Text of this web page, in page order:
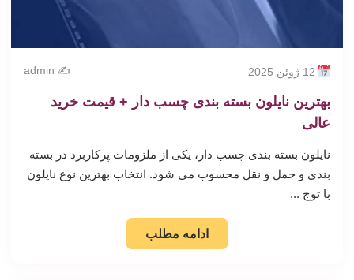
✍️ admin
بهترین نایلون بسته بندی چسب دار + قیمت خرید
عالی
نایلون بسته بندی چسب دار، یکی از ملزومات پرکاربرد در بسته
بندی و حمل و نقل محسوب می شود. انتخاب بهترین نوع نایلون
با توج ...
ادامه مطلب